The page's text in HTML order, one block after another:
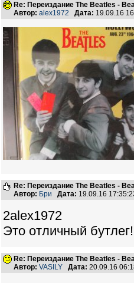
Re: Переиздание The Beatles -
Автор: alex1972 Дата: 19.09.16
Re: Переиздание The Beatles -
Автор: Бри Дата: 19.09.16
2alex1972
Это отличный бутлег!
Re: Переиздание The Beatles -
Автор: VASILY Дата: 20.09.16